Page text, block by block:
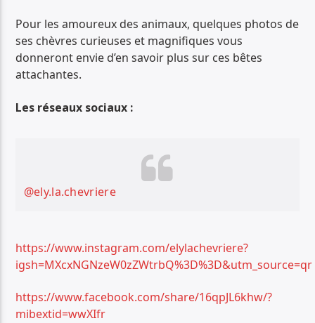
Pour les amoureux des animaux, quelques photos de
ses chèvres curieuses et magnifiques vous
donneront envie d’en savoir plus sur ces bêtes
attachantes.
Les réseaux sociaux :
@ely.la.chevriere
https://www.instagram.com/elylachevriere?
igsh=MXcxNGNzeW0zZWtrbQ%3D%3D&utm_source=qr
https://www.facebook.com/share/16qpJL6khw/?
mibextid=wwXIfr